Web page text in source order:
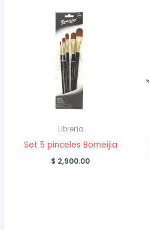
Librería
Set 5 pinceles Bomeijia
$ 2,900.00